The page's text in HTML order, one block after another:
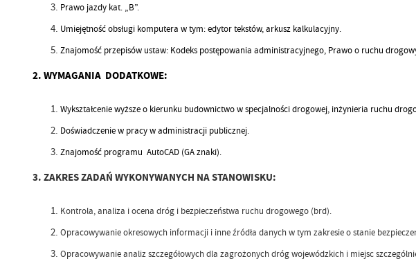
Prawo jazdy kat. „B”.
Umiejętność obsługi komputera w tym: edytor tekstów, arkusz kalkulacyjny.
Znajomość przepisów ustaw: Kodeks postępowania administracyjnego, Prawo o ruchu
2. WYMAGANIA DODATKOWE:
Wykształcenie wyższe o kierunku budownictwo w specjalności drogowej, inżynieria ruchu
Doświadczenie w pracy w administracji publicznej.
Znajomość programu AutoCAD (GA znaki).
3. ZAKRES ZADAŃ WYKONYWANYCH NA STANOWISKU:
Kontrola, analiza i ocena dróg i bezpieczeństwa ruchu drogowego (brd).
Opracowywanie okresowych informacji i inne źródła danych w tym zakresie o stanie
Opracowywanie analiz szczegółowych dla zagrożonych dróg wojewódzkich i miejsc